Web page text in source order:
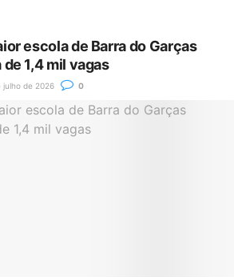
escola de Barra do Garças
1,4 mil vagas
julho de 2026 0